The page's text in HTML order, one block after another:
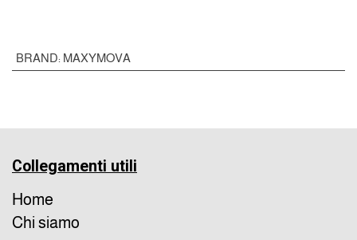
BRAND: MAXYMOVA
Collegamenti utili
Home
Chi siamo